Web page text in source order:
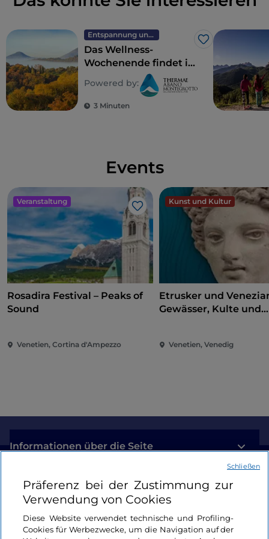
Entspannung und Wellness
Like
Das Wellness-
Wochenende findet in
den Euganeischen
Thermen statt
Powered by:
3 Minuten
Events
Veranstaltung
Like
Rosadira Festival – Peaks of
Sound
Venetien, Cortina d'Ampezzo
Kunst und Kultur
Etrusker und
Gewässer, Kulte und
Venetien, Venedig
Informationen über die Seite
Nützliche Links
Login
Präferenz bei der Zustimmung zur
Verwendung von Cookies
Diese Website verwendet technische und Profiling-
Cookies für Werbezwecke, um die Navigation auf der
Schließen